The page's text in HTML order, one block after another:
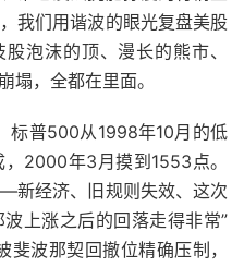
我们用谐波的眼光复盘美股
泡沫的顶、漫长的熊市、
，全都在里面。
标普500从1998年10月的低
2000年3月摸到1553点。
新经济、旧规则失效、这次
上涨之后的回落走得非常”
波那契回撤位精确压制，